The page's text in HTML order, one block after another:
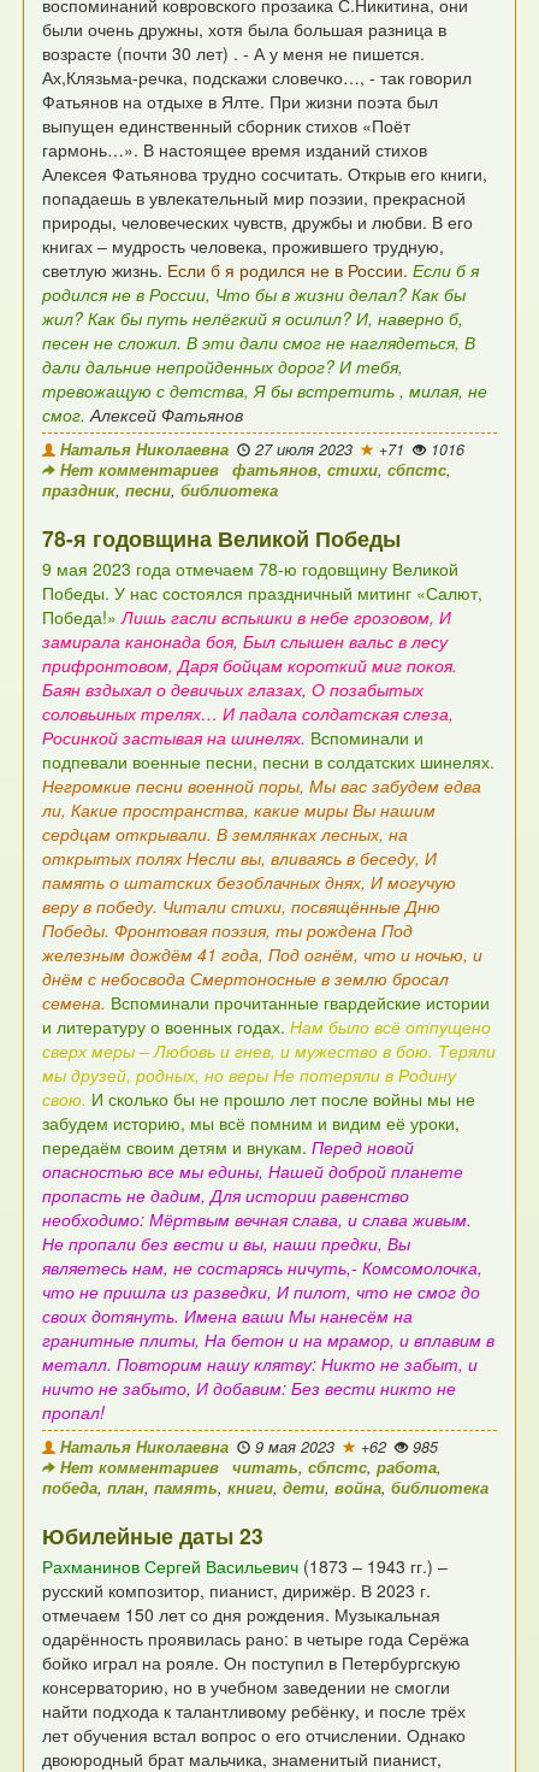
воспоминаний ковровского прозаика С.Никитина, они
были очень дружны, хотя была большая разница в
возрасте (почти 30 лет) . - А у меня не пишется.
Ах,Клязьма-речка, подскажи словечко…, - так говорил
Фатьянов на отдыхе в Ялте. При жизни поэта был
выпущен единственныйсборник стихов «Поёт
гармонь…». В настоящее время изданий стихов
Алексея Фатьянова трудно сосчитать. Открыв его книги,
попадаешь в увлекательный мир поэзии, прекрасной
природы, человеческих чувств, дружбы и любви. В его
книгах – мудрость человека, прожившего трудную,
светлую жизнь. Если б я родился не в России. Если б я
родился не в России, Что бы в жизни делал? Как бы
жил? Как бы путь нелёгкий я осилил? И, наверно б,
песен не сложил. В эти дали смог не наглядеться, В
дали дальние непройденных дорог? И тебя,
тревожащую с детства, Я бы встретить , милая, не
смог. Алексей Фатьянов
Наталья Николаевна 27 июля 2023 +71
1016
Нет комментариев
фатьянов,стихи,сбпстс,
праздник,песни,библиотека
78-я годовщина Великой Победы
9 мая 2023 года отмечаем 78-ю годовщину Великой
Победы. У нас состоялся праздничный митинг «Салют,
Победа!» Лишь гасли вспышки в небе грозовом, И
замирала канонада боя, Был слышен вальс в лесу
прифронтовом, Даря бойцам короткий миг покоя.
Баян вздыхал о девичьих глазах, О позабытых
соловьиных трелях… И падала солдатская слеза,
Росинкой застывая на шинелях. Вспоминали и
подпевали военные песни, песни в солдатских шинелях.
Негромкие песни военной поры, Мы вас забудем едва
ли, Какие пространства, какие миры Вы нашим
сердцам открывали. В землянках лесных, на
открытых полях Несли вы, вливаясь в беседу, И
память о штатских безоблачных днях, И могучую
веру в победу. Читали стихи, посвящённые Дню
Победы. Фронтовая поэзия, ты рождена Под
железным дождём 41 года, Под огнём, что и ночью, и
днём с небосвода Смертоносные в землю бросал
семена. Вспоминали прочитанные гвардейские истории
и литературу о военных годах. Нам было всё отпущено
сверх меры –Любовь и гнев, и мужество в бою. Теряли
мы друзей, родных, но веры Не потеряли в Родину
свою. И сколько бы не прошло лет после войны мы не
забудем историю, мы всё помним и видим её уроки,
передаём своим детям и внукам. Перед новой
опасностью все мы едины, Нашей доброй планете
пропасть не дадим, Для истории равенство
необходимо: Мёртвым вечная слава, и слава живым.
Не пропали без вести и вы, наши предки, Вы
являетесь нам, не состарясь ничуть,- Комсомолочка,
что не пришла из разведки, И пилот, что не смог до
своих дотянуть. Имена ваши Мы нанесём на
гранитные плиты, На бетон и на мрамор, и вплавим в
металл. Повторим нашу клятву: Никто не забыт, и
ничто не забыто, И добавим: Без вести никто не
пропал!
Наталья Николаевна 9 мая 2023 +62
985
Нет комментариев
читать,сбпстс,работа,
победа,план,память,книги,дети,война,библиотека
Юбилейные даты 23
Рахманинов Сергей Васильевич (1873 – 1943 гг.) –
русский композитор, пианист, дирижёр. В 2023 г.
отмечаем 150 лет со дня рождения. Музыкальная
одарённость проявилась рано: в четыре года Серёжа
бойко играл на рояле. Он поступил в Петербургскую
консерваторию, но в учебном заведении не смогли
найти подхода к талантливому ребёнку, и после трёх
лет обучения встал вопрос о его отчислении. Однако
двоюродный брат мальчика, знаменитый пианист,